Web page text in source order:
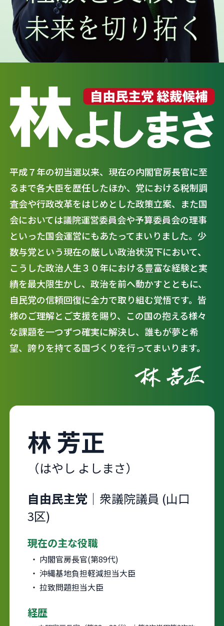
平成７年の初当選以来、現在の内閣官房長官に至
るまで各大臣を歴任したほか、党における税制調
査会や行政改革をはじめとした政策立案、また国
会においては議院運営委員会や予算委員会の理事
といった国会運営にもあたってまいりました。少
数与党という現在の厳しい政治状況下において、
こうした政治人生３０年における豊富な経験と実
績を最大限生かし、政治を前へ動かすとともに、
自民党の信頼回復に全力で取り組む覚悟です。皆
様のご理解とご支援を賜り、この国の抱える様々
な課題を一つずつ確実に解決し、誰もが夢と希
望、誇りを持てる国づくりを行ってまいります。
林 芳正
（はやし よしまさ）
自由民主党 ｜衆議院議員 (山口
3区)
現在の主な役職
内閣官房長官(第89代)
沖縄基地負担軽減担当大臣
拉致問題担当大臣
経歴